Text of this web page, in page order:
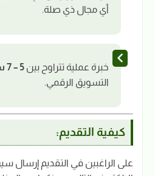
أي مجال ذي صلة.
خبرة عملية تتراوح بين 5 – 7 سنوات
التسويق الرقمي.
كيفية التقديم:
على الراغبين في التقديم إرسال